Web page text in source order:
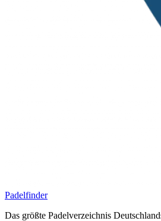
Padelfinder
Das größte Padelverzeichnis